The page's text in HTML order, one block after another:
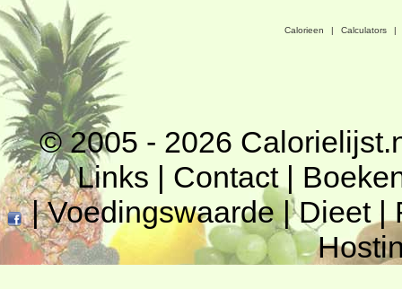
Calorieen | Calculators |
© 2005 - 2026
Links | Contact|
|Voedingswaarde|Dieet|